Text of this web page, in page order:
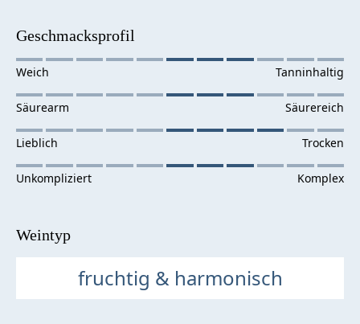
Geschmacksprofil
Weintyp
fruchtig & harmonisch